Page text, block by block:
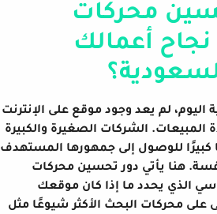
محركات
أعمالك
اليوم، لم يعد وجود موقع على الإنترنت
المبيعات. الشركات الصغيرة والكبيرة
كبيرًا للوصول إلى جمهورها المستهدف
هنا يأتي دور تحسين محركات
الذي يحدد ما إذا كان موقعك
محركات البحث الأكثر شيوعًا مثل